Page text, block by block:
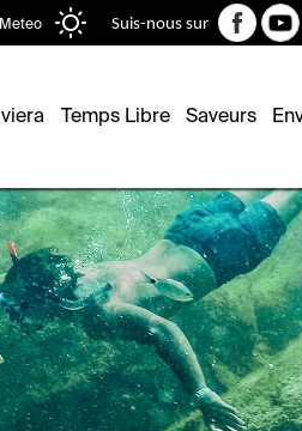
Meteo Suis-nous sur
Temps Libre Saveurs